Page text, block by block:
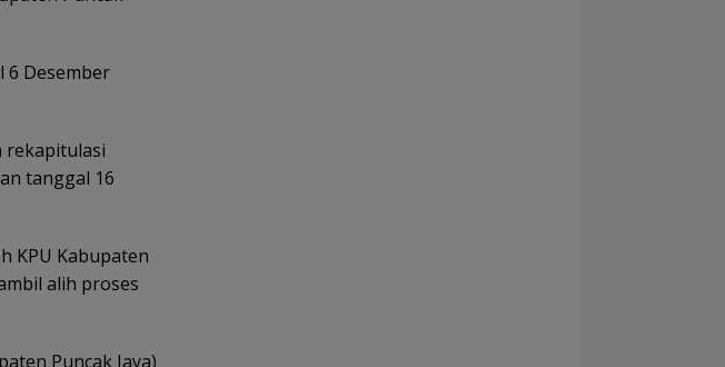
6 Desember
rekapitulasi
tanggal 16
KPU Kabupaten
alih proses
Puncak Jaya)